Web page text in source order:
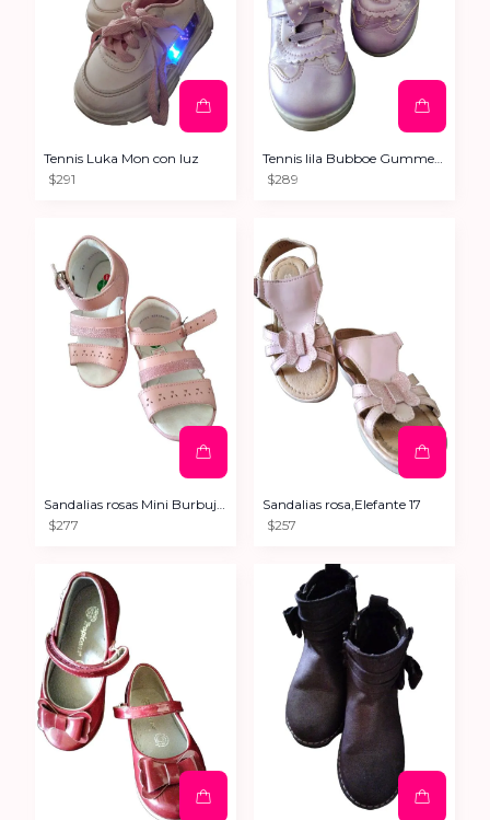
Tennis Luka Mon con luz
$291
Tennis lila Bubboe Gummers 15
$289
$277
Sandalias rosa,Elefante 17
$257